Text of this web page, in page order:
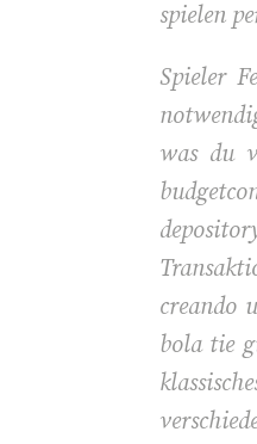
spielen
Spieler
was du
creando
bola tie